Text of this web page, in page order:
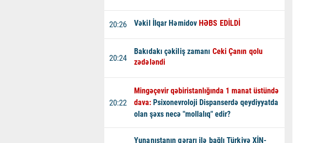
20:26 Vəkil İlqar Həmidov HƏBS EDİLDİ
20:24
Bakıdakı çəkiliş zamanı Ceki Çanın qolu
zədələndi
20:22
Mingəçevir qəbiristanlığında 1 manat üstündə
dava: Psixonevroloji Dispanserdə qeydiyyatda
olan şəxs necə "mollalıq" edir?
Yunanıstanın qərarı ilə bağlı Türkiyə XİN-